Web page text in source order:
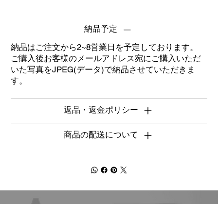
納品予定
納品はご注文から2~8営業日を予定しております。
ご購入後お客様のメールアドレス宛にご購入いただ
いた写真をJPEG(データ)で納品させていただきま
す。
返品・返金ポリシー
商品の配送について